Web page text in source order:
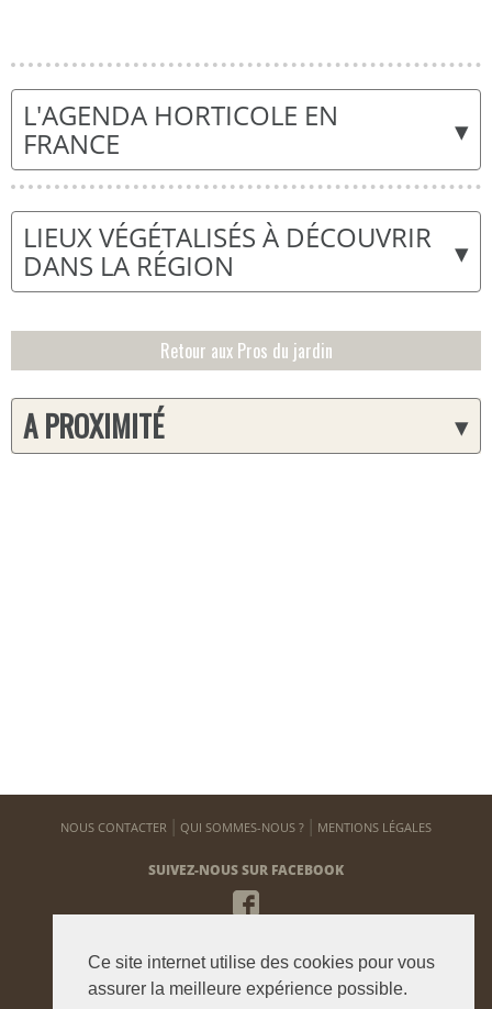
Ce site internet utilise des cookies pour vous
assurer la meilleure expérience possible.
▾
L'AGENDA HORTICOLE EN
FRANCE
▾
LIEUX VÉGÉTALISÉS À DÉCOUVRIR
DANS LA RÉGION
Retour aux Pros du jardin
▾
A PROXIMITÉ
NOUS CONTACTER QUI SOMMES-NOUS ? MENTIONS LÉGALES
SUIVEZ-NOUS SUR FACEBOOK
NEWSLETTER
Pour vous tenir informé de notre actualité